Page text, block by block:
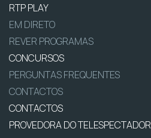
RTP PLAY
EM DIRETO
REVER PROGRAMAS
CONCURSOS
PERGUNTAS FREQUENTES
CONTACTOS
CONTACTOS
PROVEDORA DO TELESPECTADOR